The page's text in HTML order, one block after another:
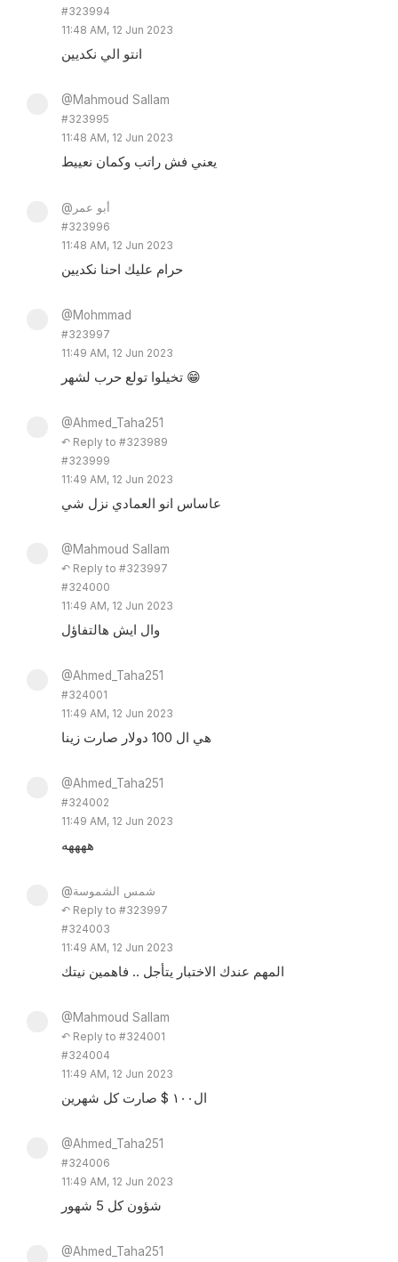
#323994
11:48 AM, 12 Jun 2023
انتو الي نكديين
@Mahmoud Sallam
#323995
11:48 AM, 12 Jun 2023
يعني فش راتب وكمان نعييط
@أبو عمر
#323996
11:48 AM, 12 Jun 2023
حرام عليك احنا نكديين
@Mohmmad
#323997
11:49 AM, 12 Jun 2023
تخيلوا تولع حرب لشهر 😁
@Ahmed_Taha251
↶ Reply to #323989
#323999
11:49 AM, 12 Jun 2023
عاساس انو العمادي نزل شي
@Mahmoud Sallam
↶ Reply to #323997
#324000
11:49 AM, 12 Jun 2023
وال ايش هالتفاؤل
@Ahmed_Taha251
#324001
11:49 AM, 12 Jun 2023
هي ال 100 دولار صارت زينا
@Ahmed_Taha251
#324002
11:49 AM, 12 Jun 2023
ههههه
@شمس الشموسة
↶ Reply to #323997
#324003
11:49 AM, 12 Jun 2023
المهم عندك الاختبار يتأجل .. فاهمين نيتك
@Mahmoud Sallam
↶ Reply to #324001
#324004
11:49 AM, 12 Jun 2023
ال١٠٠ $ صارت كل شهرين
@Ahmed_Taha251
#324006
11:49 AM, 12 Jun 2023
شؤون كل 5 شهور
@Ahmed_Taha251